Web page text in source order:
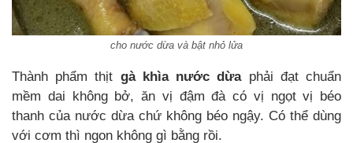
cho nước dừa và bật nhỏ lửa
Thành phẩm thịt gà khìa nước dừaphải đạt chuẩn
mềm dai không bở, ăn vị đậm đà có vị ngọt vị béo
thanh của nước dừa chứ không béo ngậy. Có thể dùng
với cơm thì ngon không gì bằng rồi.